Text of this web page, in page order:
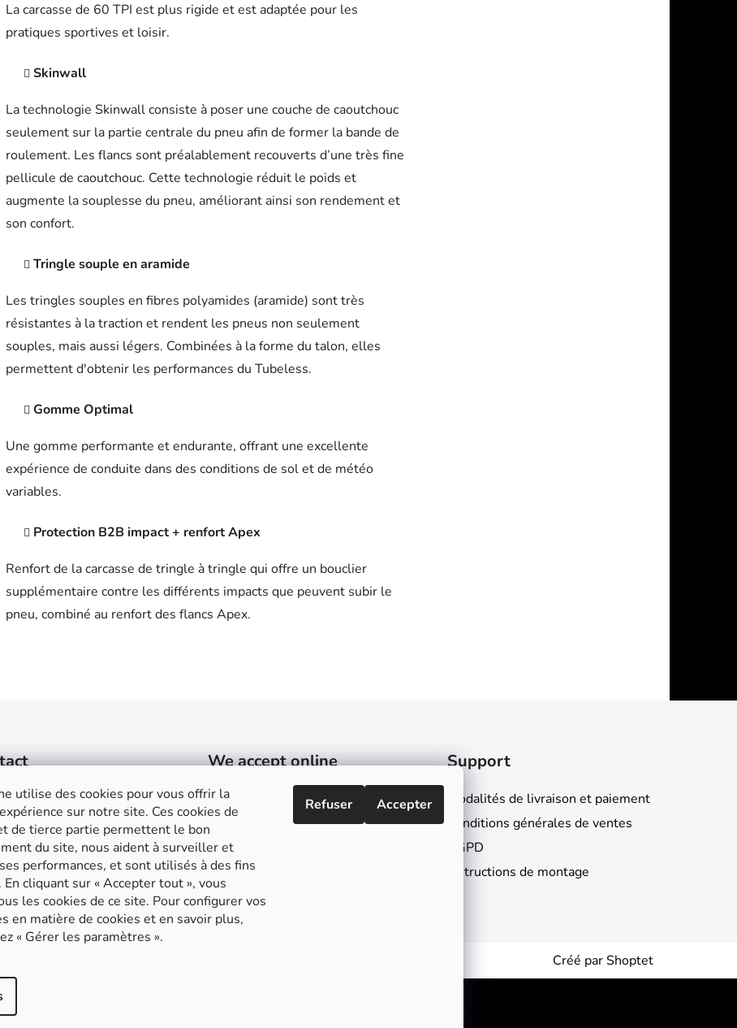
utilise des cookies pour vous offrir la
sur notre site. Ces cookies de
de tierce partie permettent le bon
du site, nous aident à surveiller et
performances, et sont utilisés à des fins
cliquant sur « Accepter tout », vous
les cookies de ce site. Pour configurer vos
en matière de cookies et en savoir plus,
« Gérer les paramètres ».
Refuser Accepter
La carcasse de 60 TPI est plus rigide et est adaptée pour les
pratiques sportives et loisir.
Skinwall
La technologie Skinwall consiste à poser une couche de caoutchouc
seulement sur la partie centrale du pneu afin de former la bande de
roulement. Les flancs sont préalablement recouverts d’une très fine
pellicule de caoutchouc. Cette technologie réduit le poids et
augmente la souplesse du pneu, améliorant ainsi son rendement et
son confort.
Tringle souple en aramide
Les tringles souples en fibres polyamides (aramide) sont très
résistantes à la traction et rendent les pneus non seulement
souples, mais aussi légers. Combinées à la forme du talon, elles
permettent d'obtenir les performances du Tubeless.
Gomme Optimal
Une gomme performante et endurante, offrant une excellente
expérience de conduite dans des conditions de sol et de météo
variables.
Protection B2B impact + renfort Apex
Renfort de la carcasse de tringle à tringle qui offre un bouclier
supplémentaire contre les différents impacts que peuvent subir le
pneu, combiné au renfort des flancs Apex.
sylvain guyonneau.fr
+33 (0)6 10 18 64 48
We accept online
Support
Modalités de livraison et paiement
Conditions générales de ventes
RGPD
Instructions de montage
Créé par Shoptet